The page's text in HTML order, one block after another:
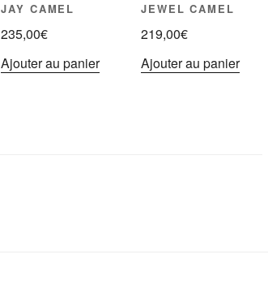
JAY CAMEL
235,00€
Ajouter au panier
JEWEL CAMEL
219,00€
Ajouter au panier